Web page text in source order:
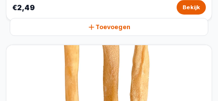
€2,49 Bekijk
Toevoegen